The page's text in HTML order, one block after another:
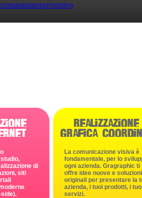
cmsanimatopreventivo
di
siti
La comunicazione visiva è
fondamentale, per lo
ogni azienda. Gragraphic ti
offre idee nuove e soluzioni
originali per presentare la
azienda, i tuoi prodotti, i
servizi.